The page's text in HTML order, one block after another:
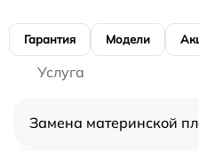
Гарантия Модели
Услуга
Замена материнской